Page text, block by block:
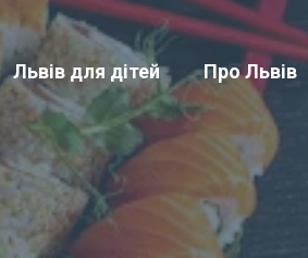
Львів для дітей Про Львів